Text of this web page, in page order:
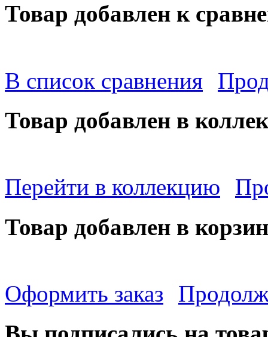
Товар добавлен к
В список сравнения
Товар добавлен в
Перейти в коллекцию
Товар добавлен в
Оформить заказ